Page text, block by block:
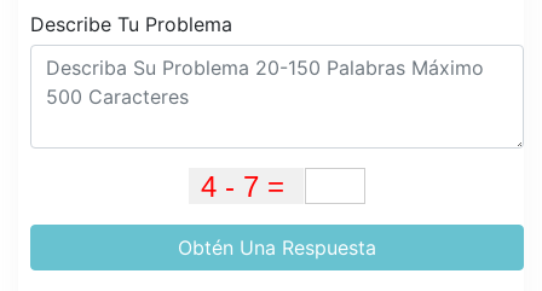
Describe Tu Problema
Obtén Una Respuesta